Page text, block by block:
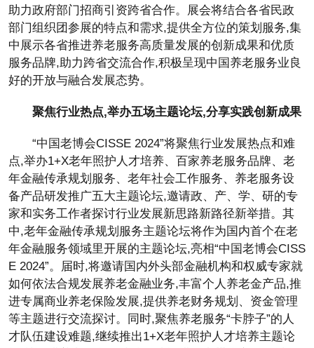
助力政府部门招商引资跨省合作。展会将结合各省民政
部门组织团参展的特点和需求,提供全方位的策划服务,集
中展示各省推进养老服务高质量发展的创新成果和优质
服务品牌,助力跨省交流合作,积极呈现中国养老服务业良
好的开放与融合发展态势。
聚焦行业热点,举办五场主题论坛,分享实践创新成果
“中国老博会CISSE 2024”将聚焦行业发展热点和难
点,举办1+X老年照护人才培养、百家养老服务品牌、老
年金融传承规划服务、老年社会工作服务、养老服务设
备产品研发推广五大主题论坛,邀请政、产、学、研的专
家和实务工作者探讨行业发展新思路新路径新举措。其
中,老年金融传承规划服务主题论坛将作为国内首个在老
年金融服务领域里开展的主题论坛,亮相“中国老博会CISS
E 2024”。届时,将邀请国内外头部金融机构和权威专家就
如何依法合规发展养老金融业务,丰富个人养老金产品,推
进专属商业养老保险发展,提供养老财务规划、资金管理
等主题进行交流探讨。同时,聚焦养老服务“卡脖子”的人
才队伍建设难题,继续推出1+X老年照护人才培养主题论